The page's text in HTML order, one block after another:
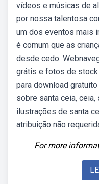
vídeos e músicas de
por nossa talentosa
um dos eventos mais
é comum que as
desde cedo.
grátis e fotos de
para download
sobre santa ceia, ceia,
ilustrações de santa
atribuição não
For more